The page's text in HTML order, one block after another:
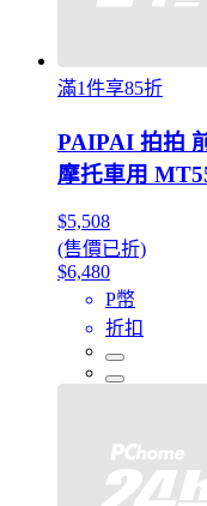
滿1件享85折
PAIPAI 拍拍
摩托車用
$5,508
(售價已折)
$6,480
P幣
折扣